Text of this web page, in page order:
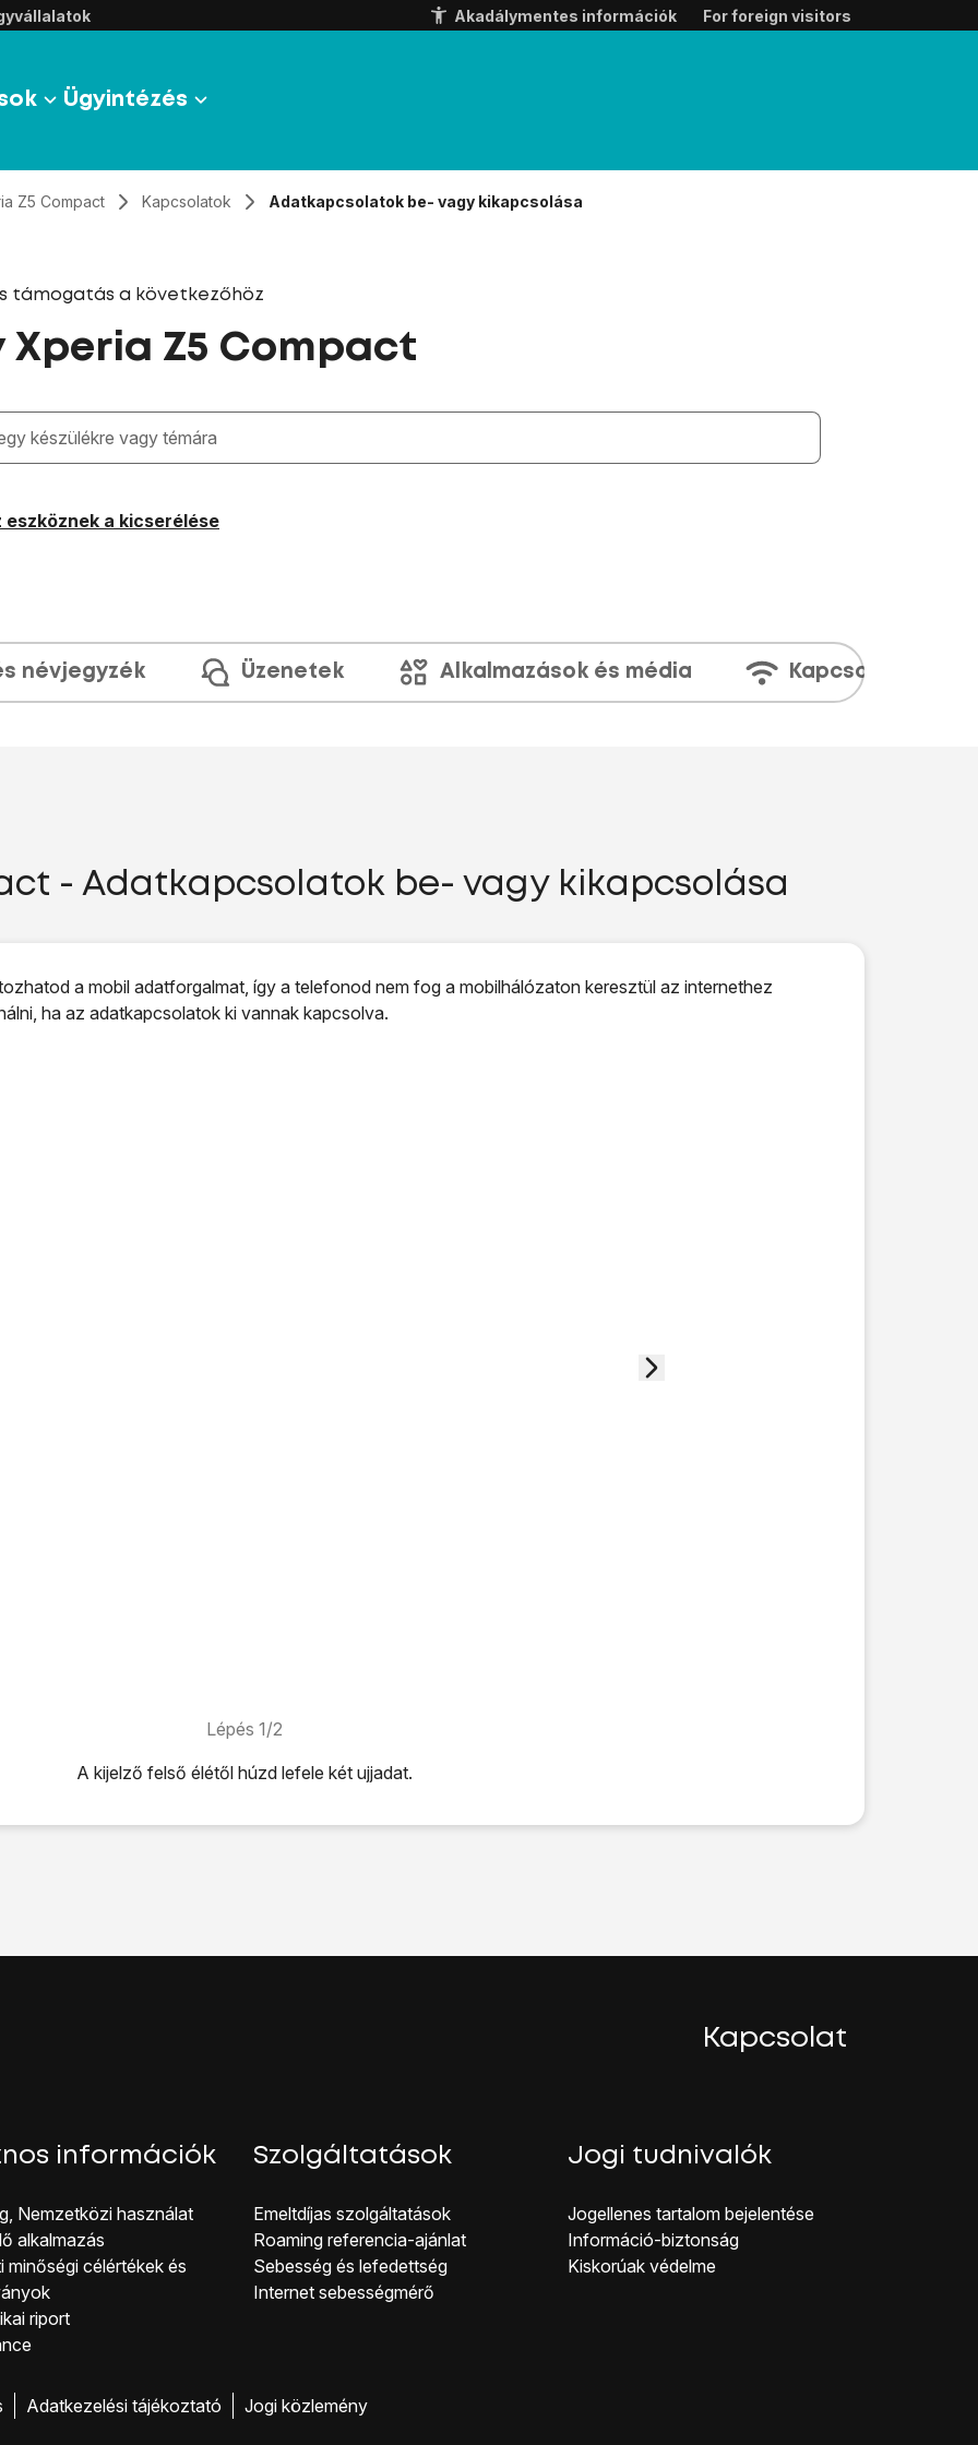
Akadálymentes információk For foreign visitors
Ügyintézés
Z5 Compact Kapcsolatok Adatkapcsolatok be- vagy kikapcsolása
támogatás a következőhöz
Xperia Z5 Compact
megjelennek a keresési javaslatok a mező alatt
eszköznek a kicserélése
névjegyzék Üzenetek Alkalmazások és média Kapcsolatok
- Adatkapcsolatok be- vagy kikapcsolása
a mobil adatforgalmat, így a telefonod nem fog a mobilhálózaton keresztül az internethez
ha az adatkapcsolatok ki vannak kapcsolva.
Lépés 1/2
A kijelző felső élétől húzd lefele két ujjadat.
adatoklehetőséget a funkció be- vagy kikapcsolásához.
Kapcsolat
információk
Nemzetközi használat
alkalmazás
minőségi célérté kek és
riport
Szolgáltatások
Emeltdíjas szolgáltatások
Roaming referencia-ajánlat
Sebesség és lefedettség
Internet sebességmérő
Jogi tudnivalók
Jogellenes ta rtalom bejelentése
Inf ormáció-biztonság
Kiskorúak véd elme
Adatkezelési tájékoztató Jogi közlemény